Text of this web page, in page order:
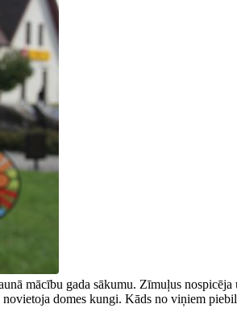
mācību gada sākumu. Zīmuļus
domes kungi. Kāds no viņiem